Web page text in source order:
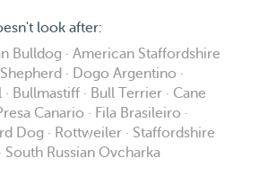
look after:
Bulldog · American Staffordshire
· Dogo Argentino ·
Bullmastiff · Bull Terrier · Cane
Canario · Fila Brasileiro ·
Dog · Rottweiler · Staffordshire
South Russian Ovcharka